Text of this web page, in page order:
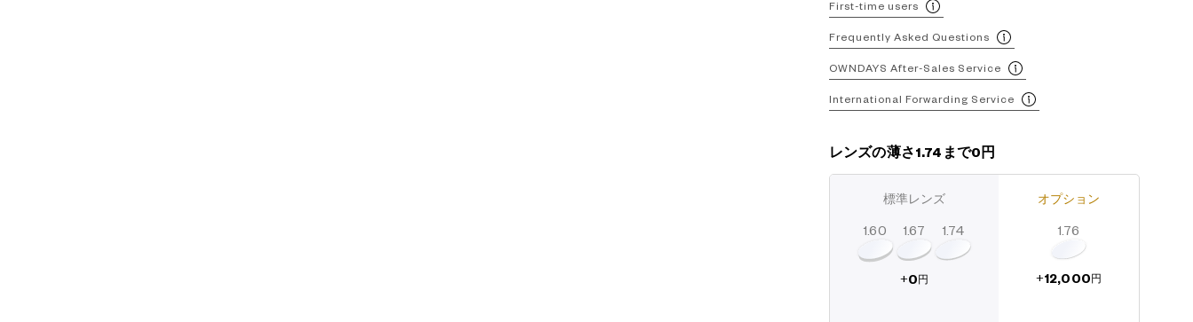
First-time users
Frequently Asked Questions
OWNDAYS After-Sales Service
International Forwarding Service
レンズの薄さ1.74まで0円
標準レンズ
1.60 1.67 1.74
+0 円
オプション
1.76
+12,000 円